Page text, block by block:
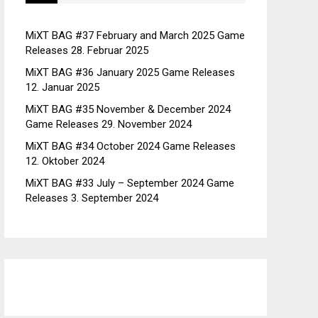
MiXT BAG #37 February and March 2025 Game
Releases 28. Februar 2025
MiXT BAG #36 January 2025 Game Releases
12. Januar 2025
MiXT BAG #35 November & December 2024
Game Releases 29. November 2024
MiXT BAG #34 October 2024 Game Releases
12. Oktober 2024
MiXT BAG #33 July – September 2024 Game
Releases 3. September 2024